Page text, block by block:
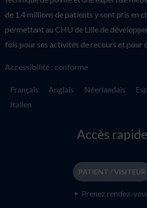
de 1.4 millions de patients y sont pris en
permettant au CHU de Lille de
fois pour ses activités de recours et pour
Accessibilité : conforme
Français Anglais Néerlandais
Italien
Accès rapide
PATIENT / VISITEUR
Prenez rendez-